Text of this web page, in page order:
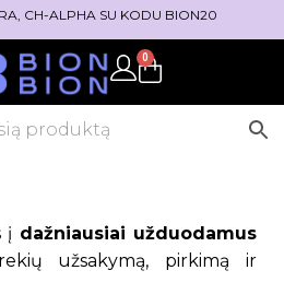
CH-ALPHA SU KODU BION20
0
į dažniausiai užduodamus
užsakymą, pirkimą ir